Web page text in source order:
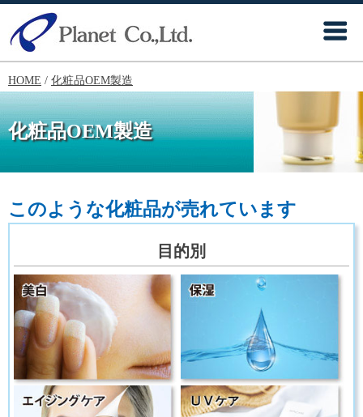
HOME / 化粧品OEM製造
化粧品OEM製造
このような化粧品が売れています
目的別